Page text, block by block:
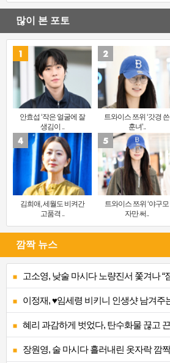
많이 본 포토
안효섭 ‘작은 얼굴에 잘
생김이 ..
트와이스 쯔위 ‘갓경 쓴
훈녀’..
김희애, 세월도 비켜간
고품격 ..
트와이스 쯔위 ‘야구모
자만 써..
깜짝 뉴스
고소영, 낮술 마시다 노량진서 쫓겨나 “
이정재, ♥임세령 비키니 인생샷 남겨
혜리 과감하게 벗었다, 탄수화물 끊고
장원영, 술 마시다 흘러내린 옷자락 깜